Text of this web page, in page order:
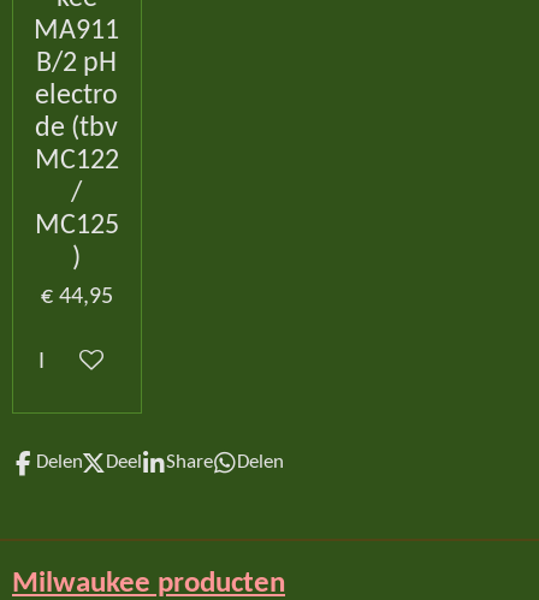
MA911
B/2 pH
electro
de (tbv
MC122
/
MC125
)
€ 44,95
In winkelwagen
Delen Deel Share Delen
Milwaukee producten